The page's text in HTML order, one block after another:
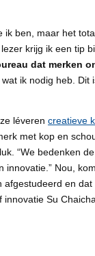
ik ben, maar het
krijg ik een tip
dat merken
ik nodig heb. Dit
léveren creatieve
met kop en
“We bedenken de
innovatie.” Nou,
afgestudeerd en dat
innovatie Su